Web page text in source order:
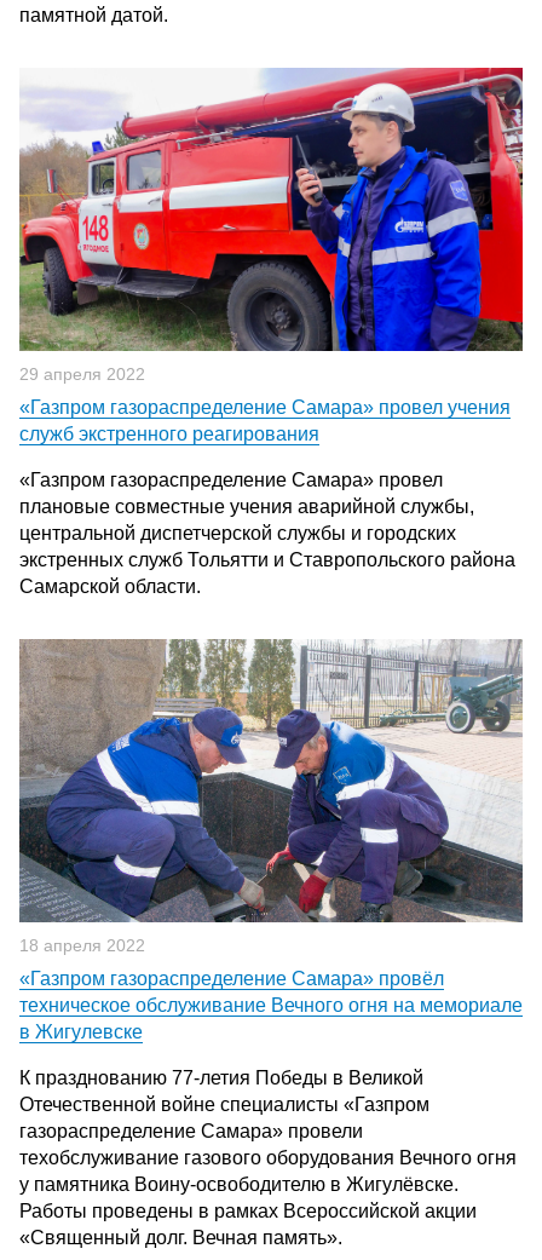
памятной датой.
29 апреля 2022
«Газпром газораспределение Самара» провел учения
служб экстренного реагирования
«Газпром газораспределение Самара» провел
плановые совместные учения аварийной службы,
центральной диспетчерской службы и городских
экстренных служб Тольятти и Ставропольского района
Самарской области.
18 апреля 2022
«Газпром газораспределение Самара» провёл
техническое обслуживание Вечного огня на мемориале
в Жигулевске
К празднованию 77-летия Победы в Великой
Отечественной войне специалисты «Газпром
газораспределение Самара» провели
техобслуживание газового оборудования Вечного огня
у памятника Воину-освободителю в Жигулёвске.
Работы проведены в рамках Всероссийской акции
«Священный долг. Вечная память».